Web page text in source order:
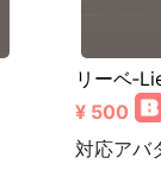
リーベ
¥ 500
対応アバ